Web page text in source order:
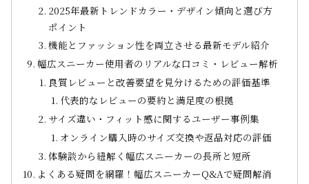
2025年最新トレンドカラー・デザイン傾向と選び方
ポイント
機能とファッション性を両立させる最新モデル紹介
幅広スニーカー使用者のリアルな口コミ・レビュー解析
良質レビューと改善要望を見分けるための評価基準
代表的なレビューの要約と満足度の根拠
サイズ違い・フィット感に関するユーザー事例集
オンライン購入時のサイズ交換や返品対応の評価
体験談から紐解く幅広スニーカーの長所と短所
よくある疑問を網羅！幅広スニーカーQ&Aで疑問解消